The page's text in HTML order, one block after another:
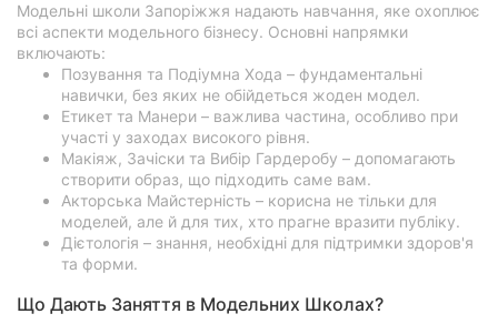
Модельні школи Запоріжжя надають навчання, яке охоплює
всі аспекти модельного бізнесу. Основні напрямки
включають:
Позування та Подіумна Хода – фундаментальні
навички, без яких не обійдеться жоден модел.
Етикет та Манери – важлива частина, особливо при
участі у заходах високого рівня.
Макіяж, Зачіски та Вибір Гардеробу – допомагають
створити образ, що підходить саме вам.
Акторська Майстерність – корисна не тільки для
моделей, але й для тих, хто прагне вразити публіку.
Дієтологія – знання, необхідні для підтримки здоров'я
та форми.
Що Дають Заняття в Модельних Школах?